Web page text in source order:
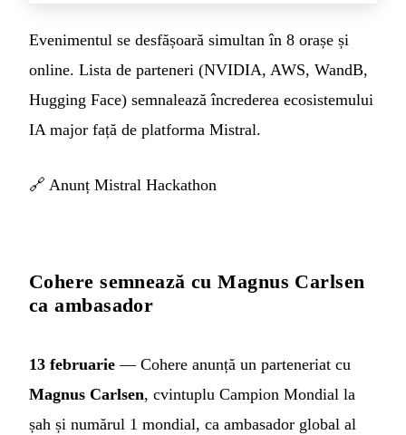
Evenimentul se desfășoară simultan în 8 orașe și
online. Lista de parteneri (NVIDIA, AWS, WandB,
Hugging Face) semnalează încrederea ecosistemului
IA major față de platforma Mistral.
🔗 Anunț Mistral Hackathon
Cohere semnează cu Magnus Carlsen
ca ambasador
13 februarie — Cohere anunță un parteneriat cu
Magnus Carlsen, cvintuplu Campion Mondial la
șah și numărul 1 mondial, ca ambasador global al